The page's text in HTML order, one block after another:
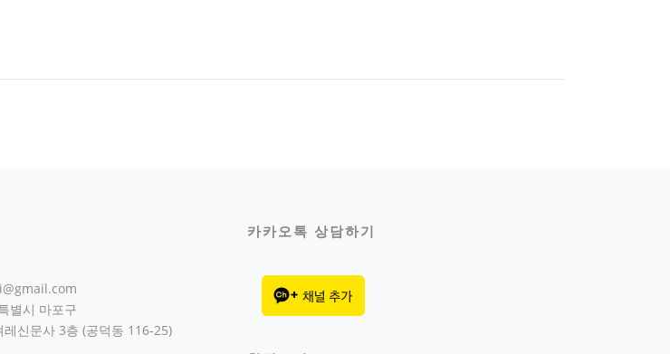
별시 마포구
레신문사 3층 (공덕동 116-25)
카카오톡 상담하기